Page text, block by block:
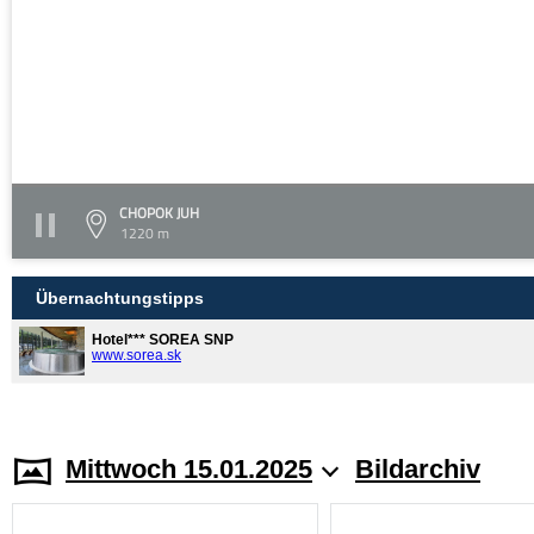
CHOPOK JUH
1220 m
Übernachtungstipps
Hotel*** SOREA SNP
www.sorea.sk
Mittwoch 15.01.2025 Bildarchiv